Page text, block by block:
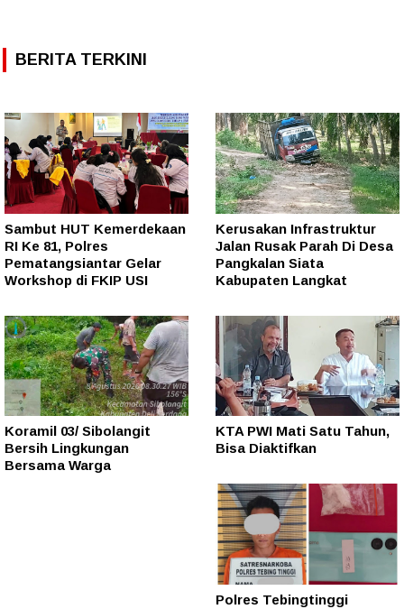
BERITA TERKINI
Sambut HUT Kemerdekaan
RI Ke 81, Polres
Pematangsiantar Gelar
Workshop di FKIP USI
Kerusakan Infrastruktur
Jalan Rusak Parah Di Desa
Pangkalan Siata
Kabupaten Langkat
Koramil 03/ Sibolangit
Bersih Lingkungan
Bersama Warga
KTA PWI Mati Satu Tahun,
Bisa Diaktifkan
Polres Tebingtinggi